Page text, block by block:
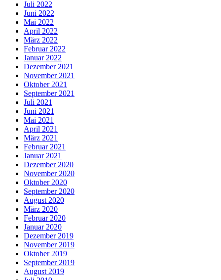
Juli 2022
Juni 2022
Mai 2022
April 2022
März 2022
Februar 2022
Januar 2022
Dezember 2021
November 2021
Oktober 2021
September 2021
Juli 2021
Juni 2021
Mai 2021
April 2021
März 2021
Februar 2021
Januar 2021
Dezember 2020
November 2020
Oktober 2020
September 2020
August 2020
März 2020
Februar 2020
Januar 2020
Dezember 2019
November 2019
Oktober 2019
September 2019
August 2019